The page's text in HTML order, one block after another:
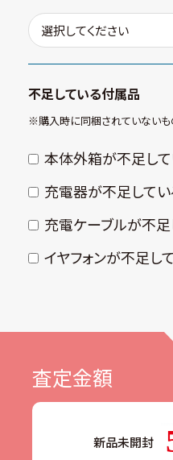
不足している付属品
※購⼊時に同梱されていないも
本体外箱が不⾜して
充電器が不⾜してい
充電ケーブルが不⾜
イヤフォンが不⾜し
査定金額
新品未開封